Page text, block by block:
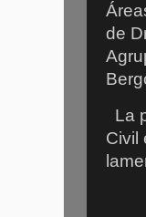
de
La
Civil